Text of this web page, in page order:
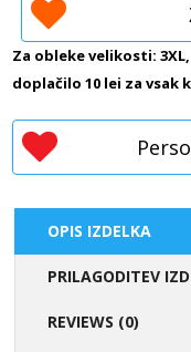
Za obleke velikosti:
doplačilo 10 lei za vsak
OPIS IZDELKA
PRILAGODITEV
REVIEWS (0)